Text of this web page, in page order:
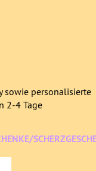
sowie personalisierte
2-4 Tage